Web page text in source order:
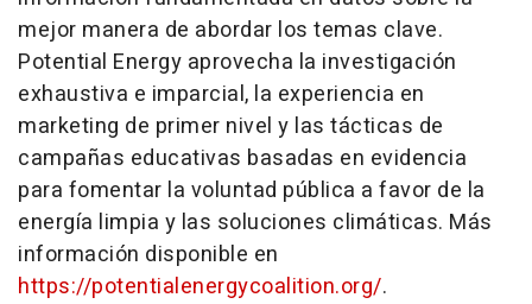
mejor manera de abordar los temas clave.
Potential Energy aprovecha la investigación
exhaustiva e imparcial, la experiencia en
marketing de primer nivel y las tácticas de
campañas educativas basadas en evidencia
para fomentar la voluntad pública a favor de la
energía limpia y las soluciones climáticas. Más
información disponible en
https://potentialenergycoalition.org/.